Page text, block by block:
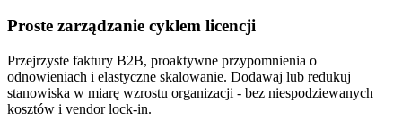
Proste zarządzanie cyklem licencji
Przejrzyste faktury B2B, proaktywne przypomnienia o
odnowieniach i elastyczne skalowanie. Dodawaj lub redukuj
stanowiska w miarę wzrostu organizacji - bez niespodziewanych
kosztów i vendor lock-in.